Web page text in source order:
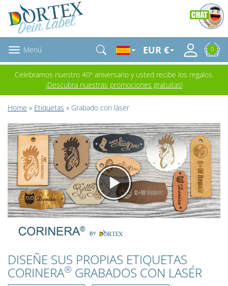
Menú EUR € 0
Celebramos nuestro 40º aniversario y usted recibe los regalos.
¡Descubra nuestras promociones gratuitas!
Home » Etiquetas » Grabado con láser
DISEÑE SUS PROPIAS ETIQUETAS
CORINERA® GRABADOS CON LASÉR